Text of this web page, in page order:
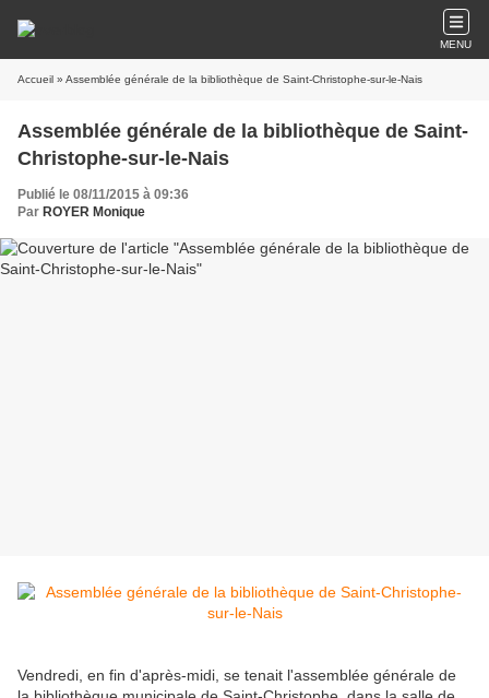
MENU
Accueil » Assemblée générale de la bibliothèque de Saint-Christophe-sur-le-Nais
Assemblée générale de la bibliothèque de Saint-
Christophe-sur-le-Nais
Publié le 08/11/2015 à 09:36
Par ROYER Monique
Vendredi, en fin d'après-midi, se tenait l'assemblée générale de